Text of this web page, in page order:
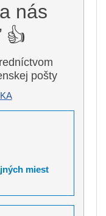
nás
👍
pošty
miest